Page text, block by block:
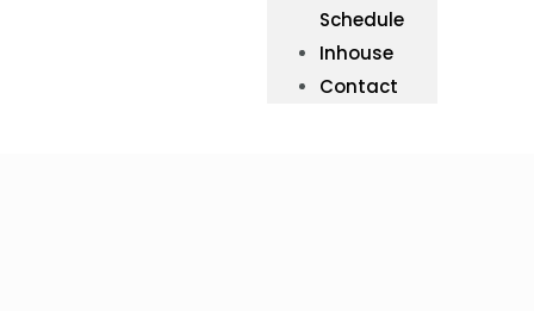
Schedule
Inhouse
Contact